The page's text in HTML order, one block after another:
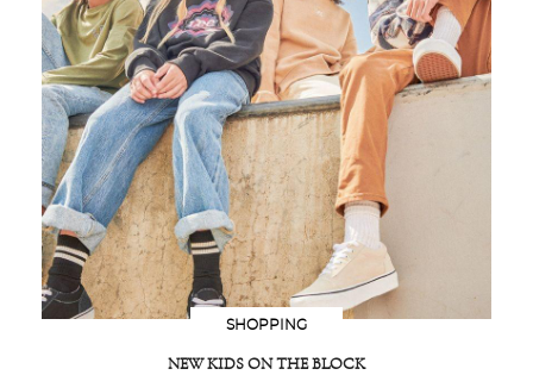
SHOPPING
NEW KIDS ON THE BLOCK